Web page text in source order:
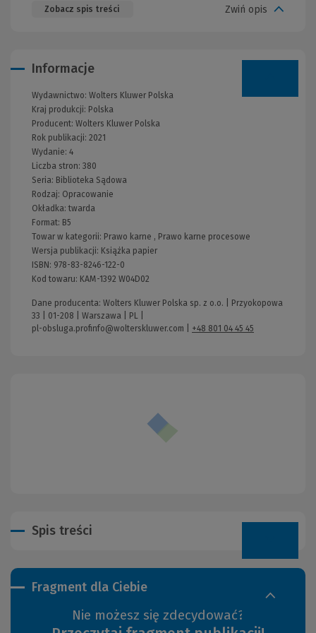
Zobacz spis treści Zwiń opis
Fragment dla Ciebie
Nie możesz się zdecydować?
Informacje
Wydawnictwo: Wolters Kluwer Polska
Kraj produkcji: Polska
Producent: Wolters Kluwer Polska
Rok publikacji: 2021
Wydanie: 4
Liczba stron: 380
Seria: Biblioteka Sądowa
Rodzaj: Opracowanie
Okładka:twarda
Format: B5
Towar w kategorii: Prawo karne , Prawo karne procesowe
Wersja publikacji: Książka papier
ISBN: 978-83-8246-122-0
Kod towaru: KAM-1392 W04D02
Dane producenta: Wolters Kluwer Polska sp. z o.o. | Przyokopowa
33 | 01-208 | Warszawa | PL |
pl-obsluga.profinfo@wolterskluwer.com
+48 801 04 45 45
Spis treści